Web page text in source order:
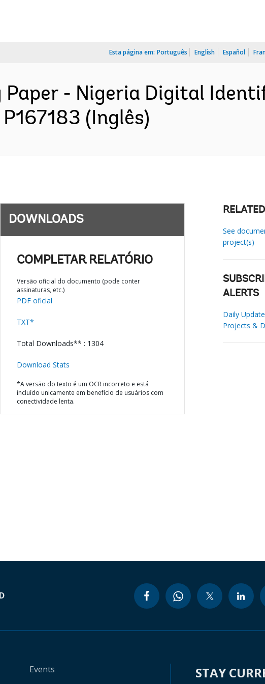
Esta página em: Português English Español
- Nigeria Digital
(Inglês)
DOWNLOADS
COMPLETAR RELATÓRIO
Versão oficial do documento (pode conter
assinaturas, etc.)
PDF oficial
TXT*
Total Downloads** : 1304
Download Stats
*A versão do texto é um OCR incorreto e está
incluído unicamente em benefício de usuários com
conectividade lenta.
See
project(s)
ALERTS
Daily
Projects &
Events STAY